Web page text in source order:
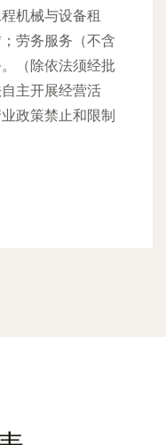
机械与设备租
劳务服务（不含
（除依法须经批
主开展经营活
政策禁止和限制